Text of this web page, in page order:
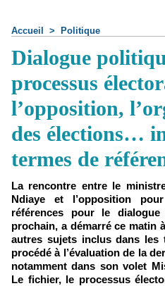
Accueil > Politique
Dialogue
processus
l’opposition,
des élections…
termes de
La rencontre entre le
Ndiaye et l’opposition
références pour le
prochain, a démarré ce matin
autres sujets inclus dans les
procédé à l’évaluation de la
notamment dans son volet
Le fichier, le processus